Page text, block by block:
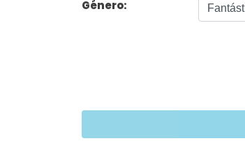
Género: